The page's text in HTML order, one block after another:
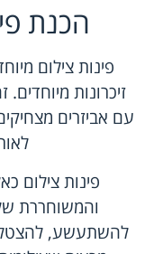
הכנת
פינות צילום
זיכרונות
עם אביזרים
פינות צילום
והמשוחררת
להשתעשע, להצטלם